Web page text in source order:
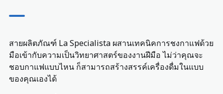
สายผลิตภัณฑ์ La Specialista ผสานเทคนิคการชงกาแฟด้วย
มือเข้ากับความเป็นวิทยาศาสตร์ของงานฝีมือ ไม่ว่าคุณจะ
ชอบกาแฟแบบไหน ก็สามารถสร้างสรรค์เครื่องดื่มในแบบ
ของคุณเองได้